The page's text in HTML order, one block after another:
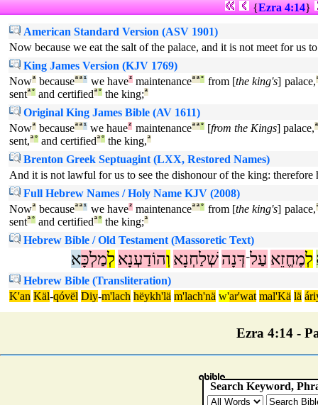
{Ezra 4:14}
American Standard Version (ASV 1901)
Now because we eat the salt of the palace, and it is not meet for us
King James Version (KJV 1769)
Nowª becauseªª¹ we have² maintenanceªª° from [the king's] palace,
sentª° and certifiedª° the king;ª
Original King James Bible (AV 1611)
Nowª becauseªª¹ we haue² maintenanceªª°[from the Kings] palace,
sent,ª° and certifiedª° the king,ª
Brenton Greek Septuagint (LXX, Restored Names)
And it is not lawful for us to see the dishonour of the king: therefore
Full Hebrew Names / Holy Name KJV (2008)
Nowª becauseªª¹ we have² maintenanceªª° from [the king's] palace,
sentª° and certifiedª° the king;ª
Hebrew Bible / Old Testament (Massoretic Text)
לְמֶחֱזֵא עַל־דְּנָהשְׁלַחְנָא וְהוֹדַעְנָא לְמַלְכָּא
Hebrew Bible (Transliteration)
K'an Käl-qóvël Diy-m'lach hëykh'lä m'lach'nä w'ar'wat mal'Kä lä
Ezra 4:14 -